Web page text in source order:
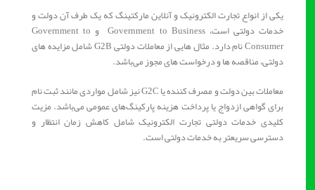
یکی از انواع تجارت الکترونیک و آنلاین مارکتینگ که یک طرف آن دولت و
خدمات دولتی است، Government to Business و Government to
Consumer نام دارد. مثال هایی از معاملات دولتی G2B شامل مزایده های
دولتی، مناقصه ها و درخواست های مجوز می‌باشد.
معاملات بین دولت و مصرف کننده یا G2C نیز شامل مواردی مانند ثبت نام
برای گواهی ازدواج یا پرداخت هزینه پارکینگ‌های عمومی می‌باشد. مزیت
کلیدی خدمات دولتی تجارت الکترونیک شامل کاهش زمان انتظار و
دسترسی سریعتر به خدمات دولتی است.